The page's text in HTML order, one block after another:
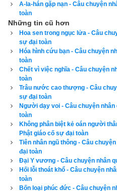
Lúc ấy, ta là thần cây chỗ
dùng thần lực ngồi ngay ngắn
chúng sinh ấy biết quả báo
nữa, ta thuyết pháp để cảnh
ngục. Mọi người nghe pháp
ngục, từ đó ngưng bặt việc
thọ trì giới hạnh, và ai cũng
thiện như bố thí v.v... nên cuối
trời.
Sát sinh để cúng tế không hề
tội lỗi, những người thích sát
Những người thích sát sinh tế
này của đức Phật thì hay biết
A-la-hán gặp nạn - Câu chuyện
toàn
Những tin cũ hơn
Hoa sen trong ngục lửa - Câu
sự đại toàn
Hóa hình cứu bạn - Câu chuyện
toàn
Chết vì việc nghĩa - Câu chuyện
toàn
Trâu nước cao thượng - Câu
sự đại toàn
Người dạy voi - Câu chuyện
toàn
Không phân biệt kẻ oán người
Phật giáo cố sự đại toàn
Tiên nhân ngũ thông - Câu
đại toàn
Đại Y vương - Câu chuyện nhân
Hối lỗi thoát khổ - Câu chuyện
toàn
Bốn loại phúc đức - Câu chuyện